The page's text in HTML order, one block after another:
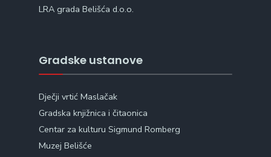
LRA grada Belišća d.o.o.
Gradske ustanove
Dječji vrtić Maslačak
Gradska knjižnica i čitaonica
Centar za kulturu Sigmund Romberg
Muzej Belišće